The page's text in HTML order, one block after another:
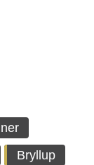
Bryllup